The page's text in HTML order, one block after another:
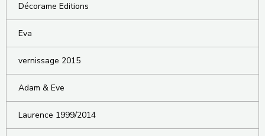
Décorame Editions
Eva
vernissage 2015
Adam & Eve
Laurence 1999/2014